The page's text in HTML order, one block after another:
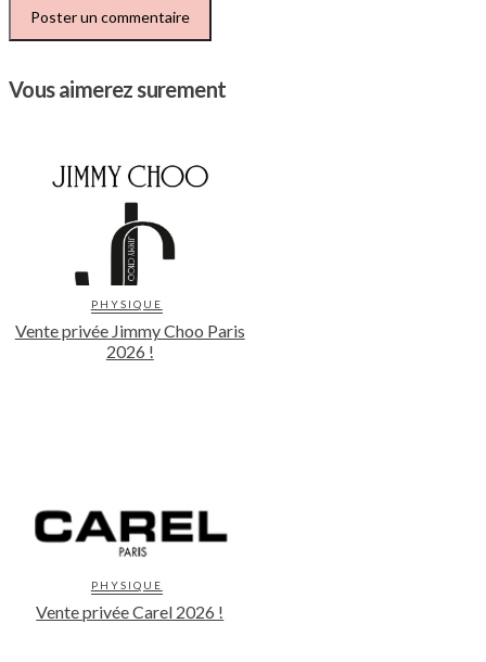
Vous aimerez surement
PHYSIQUE
Vente privée Jimmy Choo Paris
2026 !
PHYSIQUE
Vente privée Carel 2026 !